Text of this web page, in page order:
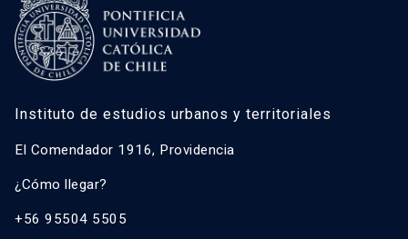
Instituto de estudios urbanos y territoriales
El Comendador 1916, Providencia
¿Cómo llegar?
+56 95504 5505